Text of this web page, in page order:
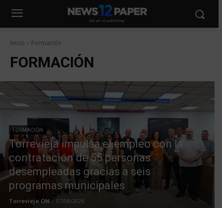
Inicio Formación
FORMACIÓN
FORMACIÓN
Torrevieja impulsa el empleo con la
contratación de 55 personas
desempleadas gracias a seis
programas municipales
Torrevieja ON - 07/08/2026